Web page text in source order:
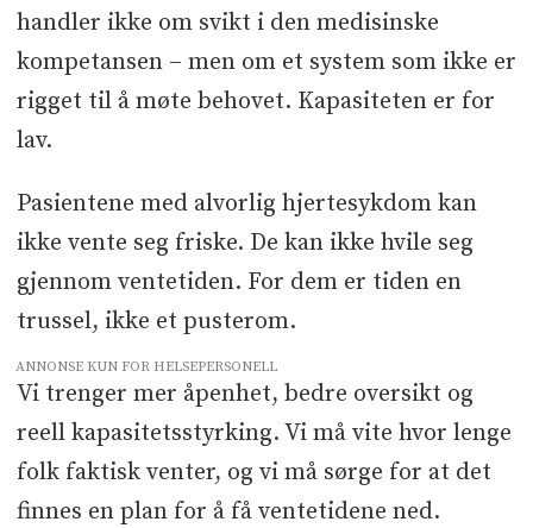
handler ikke om svikt i den medisinske
kompetansen – men om et system som ikke er
rigget til å møte behovet. Kapasiteten er for
lav.
Pasientene med alvorlig hjertesykdom kan
ikke vente seg friske. De kan ikke hvile seg
gjennom ventetiden. For dem er tiden en
trussel, ikke et pusterom.
ANNONSE KUN FOR HELSEPERSONELL
Vi trenger mer åpenhet, bedre oversikt og
reell kapasitetsstyrking. Vi må vite hvor lenge
folk faktisk venter, og vi må sørge for at det
finnes en plan for å få ventetidene ned.